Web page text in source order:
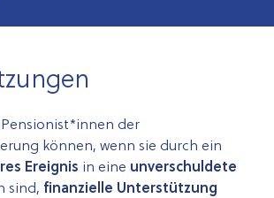
der
können, wenn sie durch ein
Ereignis in eine unverschuldete
sind, finanzielle Unterstützung